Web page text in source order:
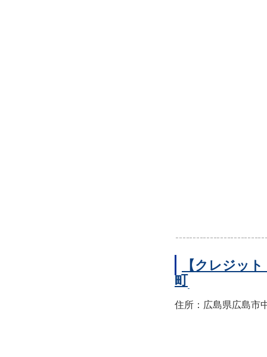
【クレジッ
町
住所：広島県広島市